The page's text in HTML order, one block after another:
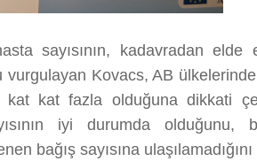
sayısının, kadavradan elde
vurgulayan Kovacs, AB
kat kat fazla olduğuna dikkati
iyi durumda olduğunu,
bağış sayısına